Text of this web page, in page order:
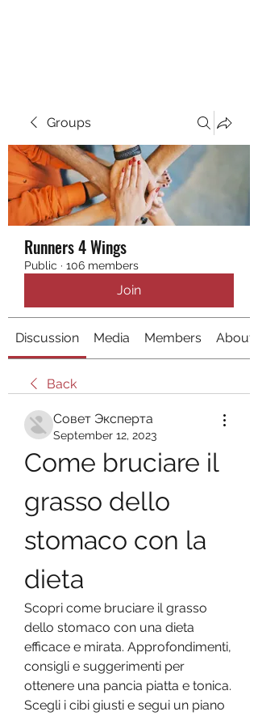
Groups
Runners 4 Wings
Public · 106 members
Join
Discussion Media Members About
Back
Совет Эксперта
September 12, 2023
Come bruciare il
grasso dello
stomaco con la
dieta
Scopri come bruciare il grasso
dello stomaco con una dieta
efficace e mirata. Approfondimenti,
consigli e suggerimenti per
ottenere una pancia piatta e tonica.
Scegli i cibi giusti e segui un piano